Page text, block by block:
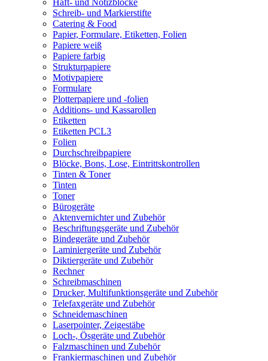
Haft- und Notizblöcke
Schreib- und Markierstifte
Catering & Food
Papier, Formulare, Etiketten, Folien
Papiere weiß
Papiere farbig
Strukturpapiere
Motivpapiere
Formulare
Plotterpapiere und -folien
Additions- und Kassarollen
Etiketten
Etiketten PCL3
Folien
Durchschreibpapiere
Blöcke, Bons, Lose, Eintrittskontrollen
Tinten & Toner
Tinten
Toner
Bürogeräte
Aktenvernichter und Zubehör
Beschriftungsgeräte und Zubehör
Bindegeräte und Zubehör
Laminiergeräte und Zubehör
Diktiergeräte und Zubehör
Rechner
Schreibmaschinen
Drucker, Multifunktionsgeräte und Zubehör
Telefaxgeräte und Zubehör
Schneidemaschinen
Laserpointer, Zeigestäbe
Loch-, Ösgeräte und Zubehör
Falzmaschinen und Zubehör
Frankiermaschinen und Zubehör